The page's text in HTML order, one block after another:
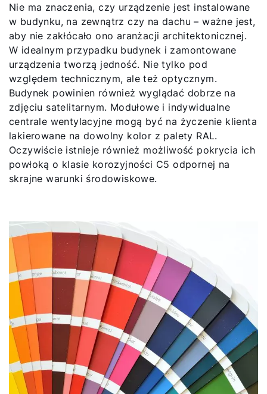
Nie ma znaczenia, czy urządzenie jest instalowane
w budynku, na zewnątrz czy na dachu – ważne jest,
aby nie zakłócało ono aranżacji architektonicznej.
W idealnym przypadku budynek i zamontowane
urządzenia tworzą jedność. Nie tylko pod
względem technicznym, ale też optycznym.
Budynek powinien również wyglądać dobrze na
zdjęciu satelitarnym. Modułowe i indywidualne
centrale wentylacyjne mogą być na życzenie klienta
lakierowane na dowolny kolor z palety RAL.
Oczywiście istnieje również możliwość pokrycia ich
powłoką o klasie korozyjności C5 odpornej na
skrajne warunki środowiskowe.